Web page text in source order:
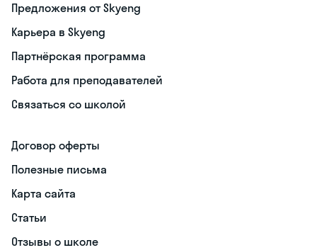
Предложения от Skyeng
Карьера в Skyeng
Партнёрская программа
Работа для преподавателей
Связаться со школой
Договор оферты
Полезные письма
Карта сайта
Статьи
Отзывы о школе